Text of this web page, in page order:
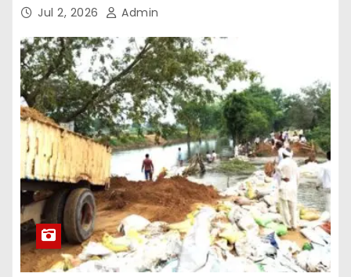
Jul 2, 2026 Admin